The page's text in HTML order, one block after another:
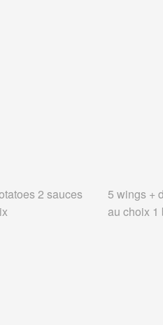
2 sauces
5 wings +
au choix 1